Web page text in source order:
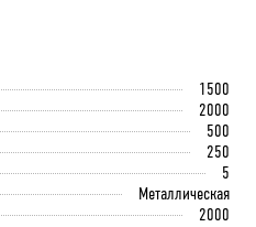
1500
2000
500
250
5
Металлическая
2000